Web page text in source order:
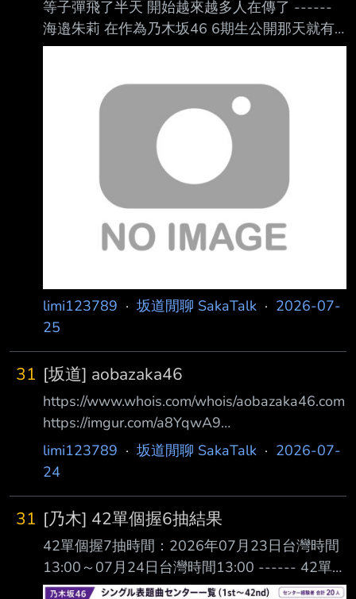
等子彈飛了半天 開始越來越多人在傳了 ------
海邉朱莉 在作為乃木坂46 6期生公開那天就有
人發現 她曾參加過IDOL3.0 PROJECT 複習一下
18.A.233.html
https://x.com/nipponidoltoken/status/1688858
https://i.meee.com.tw/tdXUbyB.jpg
https://x.com/kksk_nygyd46/st
limi123789 · 坂道閒聊 SakaTalk · 2026-07-
25
31 [坂道] aobazaka46
https://www.whois.com/whois/aobazaka46.com
https://imgur.com/a8YqwA9
Domain:aobazaka46.com Registered On:2026-
07-22 Name Servers:anex.sme.co.jp
aobazaka46.com的網域 要有新團誕生了嗎？ --
limi123789 · 坂道閒聊 SakaTalk · 2026-07-
24
31 [乃木] 42單個握6抽結果
42單個握7抽時間：2026年07月23日台灣時間
13:00～07月24日台灣時間13:00 ------ 42單個
握6抽結果